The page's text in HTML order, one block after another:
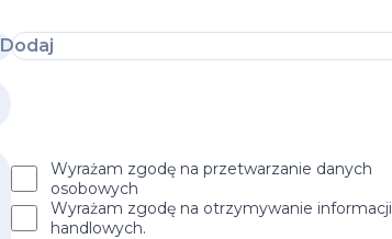
Dodaj
Wyrażam zgodę na przetwarzanie danych
osobowych
Wyrażam zgodę na otrzymywanie informacji
handlowych.